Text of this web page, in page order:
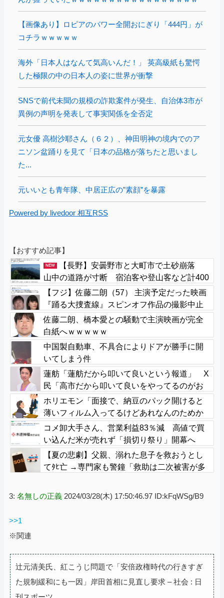
【画像あり】ロピアのパワー全開おにぎり「444円」が
コチラｗｗｗｗｗ
海外「日本人はなんて気高いんだ！」 英高級紙も驚愕
した極限の中の日本人の姿に世界が衝撃
SNSで前代未聞の規模の詐欺案件が発生、自治体3市が
異例の声明を発表して事実関係を全否定
元女優 高樹沙耶さん（６２）、神田明神の境内でのア
ニソン盆踊りを見て「日本の品格が落ちたと思いまし
た...
元いいとも青年隊、中居正広の”素顔”を暴露
Powered by livedoor 相互RSS
【おすすめ記事】
NEW
【長野】安曇野市と大町市で土砂崩落
山中の道路が寸断 宿泊客や登山客など計400
人近くが孤立か 土石流で橋が流されたとの
情報も
【フジ】佐藤二朗（57） 主演予定だった映画
『踊る大捜査線』スピンオフ作品の撮影中止
が正式に決定
佐藤二朗、橋本愛との騒動で主演映画が完全
白紙へｗｗｗｗｗ
中国製自動車、不具合によりドアが勝手に開
いてしまう件
蓮舫「蓮舫だから叩いて良いという報道」 X
民「高市だから叩いて良いをやってるのがお
前だろ」
ホリエモン「面接で、納豆のパック開けると
薄いフィルム入ってるけどあれなんのためか
教えてって聞くわけ」
コメ卸大手さん、営業利益83％減 高値で買
い込んだ米が売れず「損切り祭り」開幕へ
【夏の悲劇】父親、溺れた息子を救おうとし
てﾀﾋ亡 →専門家も警鐘「救助は二次被害が多
3: 名無しの正義 2024/03/28(木) 17:50:46.97 ID:kFqWSg/B9
>>1
※関連
辻元清美氏、紅こうじ問題で「安倍政権時代の行きすぎ
た規制緩和にも一因」岸田首相に見直し要求 – 社会 : 日